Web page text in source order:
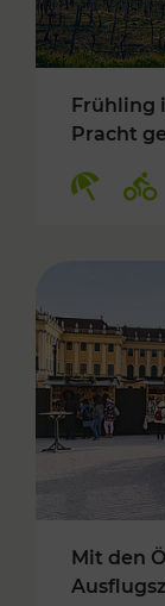
Frühling
Pracht
Mit den